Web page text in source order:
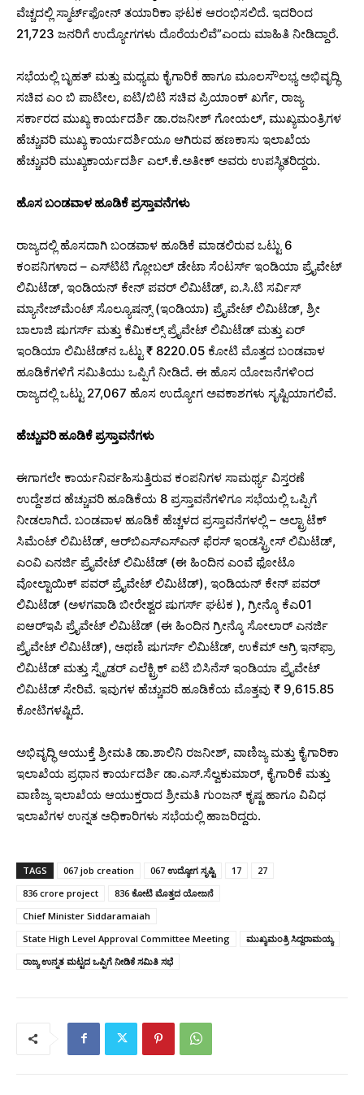
ವೆಚ್ಚದಲ್ಲಿ ಸ್ಮಾರ್ಟ್‌ಫೋನ್‌ ತಯಾರಿಕಾ ಘಟಕ ಆರಂಭಿಸಲಿದೆ. ಇದರಿಂದ
21,723 ಜನರಿಗೆ ಉದ್ಯೋಗಗಳು ದೊರೆಯಲಿವೆ”ಎಂದು ಮಾಹಿತಿ ನೀಡಿದ್ದಾರೆ.
ಸಭೆಯಲ್ಲಿ ಬೃಹತ್‌ ಮತ್ತು ಮಧ್ಯಮ ಕೈಗಾರಿಕೆ ಹಾಗೂ ಮೂಲಸೌಲಭ್ಯ ಅಭಿವೃದ್ಧಿ
ಸಚಿವ ಎಂ ಬಿ ಪಾಟೀಲ, ಐಟಿ/ಬಿಟಿ ಸಚಿವ ಪ್ರಿಯಾಂಕ್ ಖರ್ಗೆ, ರಾಜ್ಯ
ಸರ್ಕಾರದ ಮುಖ್ಯ ಕಾರ್ಯದರ್ಶಿ ಡಾ.ರಜನೀಶ್ ಗೋಯಲ್, ಮುಖ್ಯಮಂತ್ರಿಗಳ
ಹೆಚ್ಚುವರಿ ಮುಖ್ಯ ಕಾರ್ಯದರ್ಶಿಯೂ ಆಗಿರುವ ಹಣಕಾಸು ಇಲಾಖೆಯ
ಹೆಚ್ಚುವರಿ ಮುಖ್ಯಕಾರ್ಯದರ್ಶಿ ಎಲ್.ಕೆ.ಅತೀಕ್ ಅವರು ಉಪಸ್ಥಿತರಿದ್ದರು.
ಹೊಸ ಬಂಡವಾಳ ಹೂಡಿಕೆ ಪ್ರಸ್ತಾವನೆಗಳು
ರಾಜ್ಯದಲ್ಲಿ ಹೊಸದಾಗಿ ಬಂಡವಾಳ ಹೂಡಿಕೆ ಮಾಡಲಿರುವ ಒಟ್ಟು 6
ಕಂಪನಿಗಳಾದ – ಎಸ್‍ಟಿಟಿ ಗ್ಲೋಬಲ್ ಡೇಟಾ ಸೆಂಟರ್ಸ್ ಇಂಡಿಯಾ ಪ್ರೈವೇಟ್
ಲಿಮಿಟೆಡ್, ಇಂಡಿಯನ್ ಕೇನ್ ಪವರ್ ಲಿಮಿಟೆಡ್, ಐ.ಸಿ.ಟಿ ಸರ್ವಿಸ್
ಮ್ಯಾನೇಜ್‌ಮೆಂಟ್‌ ಸೊಲ್ಯೂಷನ್ಸ್ (ಇಂಡಿಯಾ) ಪ್ರೈವೇಟ್ ಲಿಮಿಟೆಡ್, ಶ್ರೀ
ಬಾಲಾಜಿ ಷುಗರ್ಸ್ ಮತ್ತು ಕೆಮಿಕಲ್ಸ್ ಪ್ರೈವೇಟ್ ಲಿಮಿಟೆಡ್ ಮತ್ತು ಏರ್
ಇಂಡಿಯಾ ಲಿಮಿಟೆಡ್‌ನ ಒಟ್ಟು ₹ 8220.05 ಕೋಟಿ ಮೊತ್ತದ ಬಂಡವಾಳ
ಹೂಡಿಕೆಗಳಿಗೆ ಸಮಿತಿಯು ಒಪ್ಪಿಗೆ ನೀಡಿದೆ. ಈ ಹೊಸ ಯೋಜನೆಗಳಿಂದ
ರಾಜ್ಯದಲ್ಲಿ ಒಟ್ಟು 27,067 ಹೊಸ ಉದ್ಯೋಗ ಅವಕಾಶಗಳು ಸೃಷ್ಟಿಯಾಗಲಿವೆ.
ಹೆಚ್ಚುವರಿ ಹೂಡಿಕೆ ಪ್ರಸ್ತಾವನೆಗಳು
ಈಗಾಗಲೇ ಕಾರ್ಯನಿರ್ವಹಿಸುತ್ತಿರುವ ಕಂಪನಿಗಳ ಸಾಮರ್ಥ್ಯ ವಿಸ್ತರಣೆ
ಉದ್ದೇಶದ ಹೆಚ್ಚುವರಿ ಹೂಡಿಕೆಯ 8 ಪ್ರಸ್ತಾವನೆಗಳಿಗೂ ಸಭೆಯಲ್ಲಿ ಒಪ್ಪಿಗೆ
ನೀಡಲಾಗಿದೆ. ಬಂಡವಾಳ ಹೂಡಿಕೆ ಹೆಚ್ಚಳದ ಪ್ರಸ್ತಾವನೆಗಳಲ್ಲಿ – ಅಲ್ಟ್ರಾಟೆಕ್
ಸಿಮೆಂಟ್ ಲಿಮಿಟೆಡ್, ಆರ್‌ಬಿಎಸ್‌ಎಸ್‌ಎನ್‌ ಫೆರಸ್ ಇಂಡಸ್ಟ್ರೀಸ್ ಲಿಮಿಟೆಡ್,
ಎಂವಿ ಎನರ್ಜಿ ಪ್ರೈವೇಟ್ ಲಿಮಿಟೆಡ್ (ಈ ಹಿಂದಿನ ಎಂವೆ ಫೋಟೊ
ವೋಲ್ಟಾಯಿಕ್ ಪವರ್ ಪ್ರೈವೇಟ್ ಲಿಮಿಟೆಡ್), ಇಂಡಿಯನ್ ಕೇನ್ ಪವರ್
ಲಿಮಿಟೆಡ್ (ಅಳಗವಾಡಿ ಬೀರೇಶ್ವರ ಷುಗರ್ಸ್ ಘಟಕ ), ಗ್ರೀನ್ಕೊ ಕೆಎ01
ಐಆರ್‍ಇಪಿ ಪ್ರೈವೇಟ್ ಲಿಮಿಟೆಡ್ (ಈ ಹಿಂದಿನ ಗ್ರೀನ್ಕೊ ಸೋಲಾರ್ ಎನರ್ಜಿ
ಪ್ರೈವೇಟ್ ಲಿಮಿಟೆಡ್), ಅಥಣಿ ಷುಗರ್ಸ್ ಲಿಮಿಟೆಡ್, ಉಕೆಮ್ ಅಗ್ರಿ ಇನ್‌ಫ್ರಾ
ಲಿಮಿಟೆಡ್ ಮತ್ತು ಸ್ನೈಡರ್ ಎಲೆಕ್ಟ್ರಿಕ್ ಐಟಿ ಬಿಸಿನೆಸ್ ಇಂಡಿಯಾ ಪ್ರೈವೇಟ್
ಲಿಮಿಟೆಡ್ ಸೇರಿವೆ. ಇವುಗಳ ಹೆಚ್ಚುವರಿ ಹೂಡಿಕೆಯ ಮೊತ್ತವು ₹ 9,615.85
ಕೋಟಿಗಳಷ್ಟಿದೆ.
ಅಭಿವೃದ್ಧಿ ಆಯುಕ್ತೆ ಶ್ರೀಮತಿ ಡಾ.ಶಾಲಿನಿ ರಜನೀಶ್, ವಾಣಿಜ್ಯ ಮತ್ತು ಕೈಗಾರಿಕಾ
ಇಲಾಖೆಯ ಪ್ರಧಾನ ಕಾರ್ಯದರ್ಶಿ ಡಾ.ಎಸ್.ಸೆಲ್ವಕುಮಾರ್, ಕೈಗಾರಿಕೆ ಮತ್ತು
ವಾಣಿಜ್ಯ ಇಲಾಖೆಯ ಆಯುಕ್ತರಾದ ಶ್ರೀಮತಿ ಗುಂಜನ್ ಕೃಷ್ಣ ಹಾಗೂ ವಿವಿಧ
ಇಲಾಖೆಗಳ ಉನ್ನತ ಅಧಿಕಾರಿಗಳು ಸಭೆಯಲ್ಲಿ ಹಾಜರಿದ್ದರು.
TAGS 067 job creation 067 ಉದ್ಯೋಗ ಸೃಷ್ಟಿ 17
27
836 crore project
836 ಕೋಟಿ ಮೊತ್ತದ ಯೋಜನೆ
Chief Minister Siddaramaiah
State High Level Approval Committee Meeting
ಮುಖ್ಯಮಂತ್ರಿ ಸಿದ್ದರಾಮಯ್ಯ
ರಾಜ್ಯ ಉನ್ನತ ಮಟ್ಟದ ಒಪ್ಪಿಗೆ ನೀಡಿಕೆ ಸಮಿತಿ ಸಭೆ